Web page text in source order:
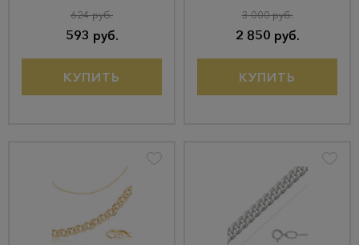
593 руб.
624 руб.
КУПИТЬ
2 850 руб.
3 000 руб.
КУПИТЬ